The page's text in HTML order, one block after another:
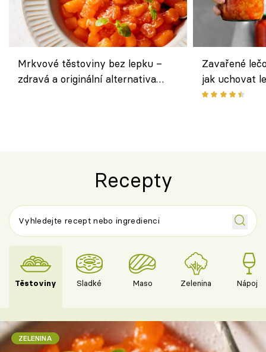
Mrkvové těstoviny bez lepku –
zdravá a originální alternativa
Zavařené
jak uchovat
Recepty
Těstoviny Sladké Maso Zelenina Nápoje
ZELENINA